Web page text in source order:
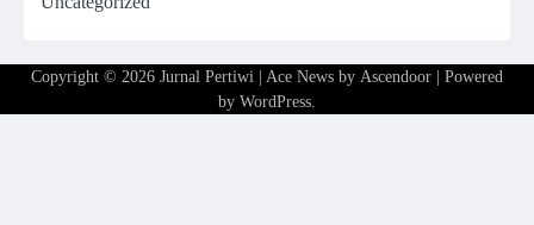
Copyright © 2026 Jurnal Pertiwi | Ace News by Ascendoor | Powered
by WordPress.